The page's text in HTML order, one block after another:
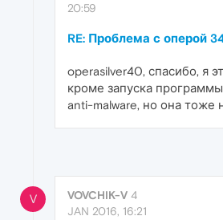
20:59
RE: Проблема с оперой
operasilver40, спасибо, я
кроме запуска
anti-malware, но она тоже
V VOVCHIK-V 4
JAN 2016, 16:21